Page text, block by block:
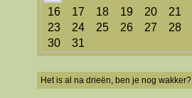
16
17 18 19 20 21
23
24 25 26 27 28
30
31
Het is al na drieën, ben je nog wakker?